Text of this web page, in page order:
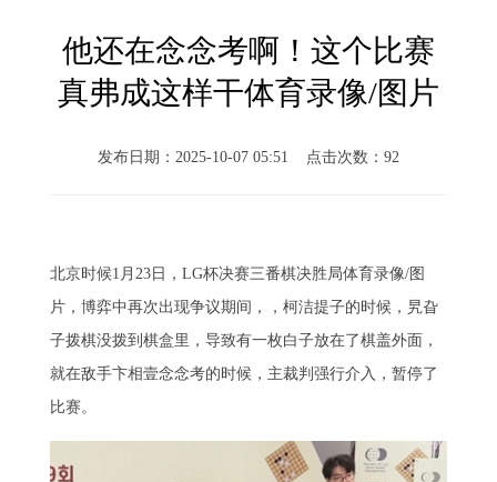
他还在念念考啊！这个比赛
真弗成这样干体育录像/图片
发布日期：2025-10-07 05:51 点击次数：92
北京时候1月23日，LG杯决赛三番棋决胜局体育录像/图
片，博弈中再次出现争议期间，，柯洁提子的时候，旯旮
子拨棋没拨到棋盒里，导致有一枚白子放在了棋盖外面，
就在敌手卞相壹念念考的时候，主裁判强行介入，暂停了
比赛。